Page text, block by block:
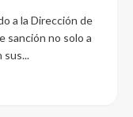
a la Dirección de
sanción no solo a
sus...